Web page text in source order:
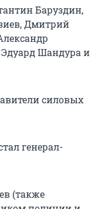
Баруздин,
Дмитрий
Шандура и
силовых
генерал-
(также